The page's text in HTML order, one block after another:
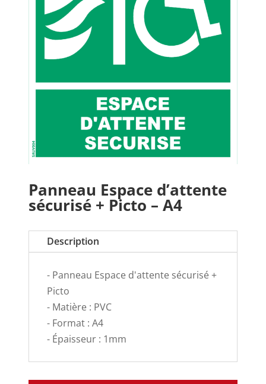
Panneau Espace d’attente
sécurisé + Picto – A4
Description
- Panneau Espace d'attente sécurisé +
Picto
- Matière : PVC
- Format : A4
- Épaisseur : 1mm